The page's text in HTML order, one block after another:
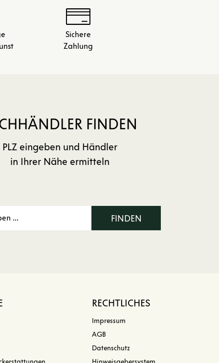
Sichere
Zahlung
FINDEN
PLZ eingeben und Händler
in Ihrer Nähe ermitteln
FINDEN
RECHTLICHES
Impressum
AGB
Datenschutz